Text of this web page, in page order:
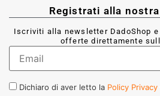
Registrati alla
Iscriviti alla newsletter DadoShop
offerte direttamente
Dichiaro di aver letto la Policy Privacy